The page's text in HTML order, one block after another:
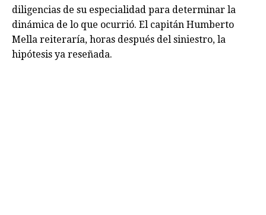
diligencias de su especialidad para determinar la
dinámica de lo que ocurrió. El capitán Humberto
Mella reiteraría, horas después del siniestro, la
hipótesis ya reseñada.